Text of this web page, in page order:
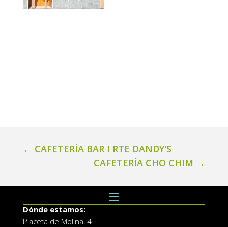
← CAFETERÍA BAR I RTE DANDY'S
CAFETERÍA CHO CHIM →
Dónde estamos:
Placeta de Molina, 4